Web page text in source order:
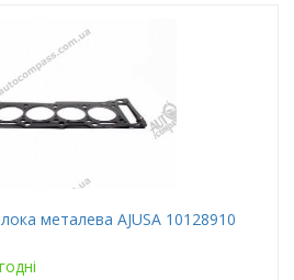
металева AJUSA 10128910